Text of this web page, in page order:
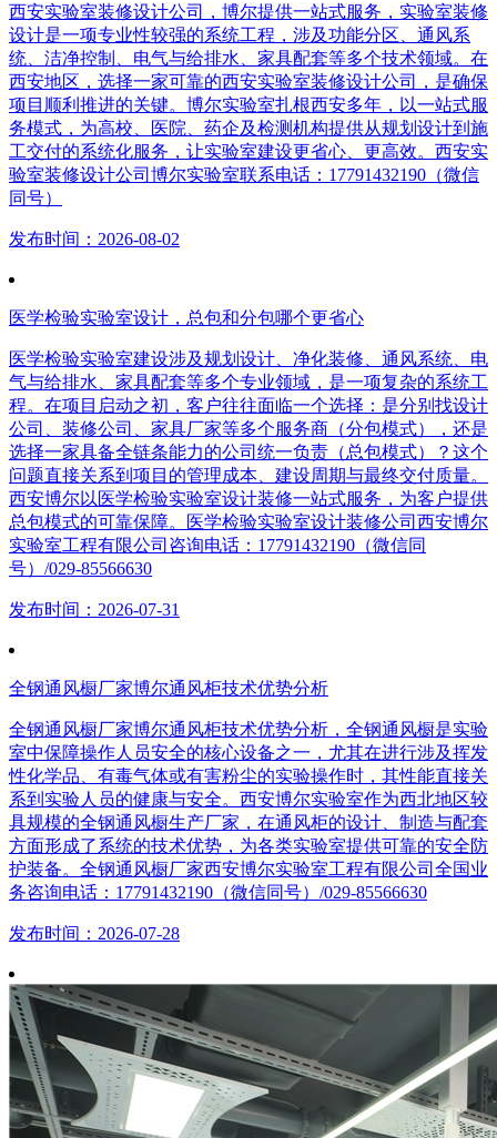
西安实验室装修设计公司，博尔提供一站式服务，实验室装修
设计是一项专业性较强的系统工程，涉及功能分区、通风系
统、洁净控制、电气与给排水、家具配套等多个技术领域。在
西安地区，选择一家可靠的西安实验室装修设计公司，是确保
项目顺利推进的关键。博尔实验室扎根西安多年，以一站式服
务模式，为高校、医院、药企及检测机构提供从规划设计到施
工交付的系统化服务，让实验室建设更省心、更高效。西安实
验室装修设计公司博尔实验室联系电话：17791432190（微信
同号）
发布时间：2026-08-02
医学检验实验室设计，总包和分包哪个更省心
医学检验实验室建设涉及规划设计、净化装修、通风系统、电
气与给排水、家具配套等多个专业领域，是一项复杂的系统工
程。在项目启动之初，客户往往面临一个选择：是分别找设计
公司、装修公司、家具厂家等多个服务商（分包模式），还是
选择一家具备全链条能力的公司统一负责（总包模式）？这个
问题直接关系到项目的管理成本、建设周期与最终交付质量。
西安博尔以医学检验实验室设计装修一站式服务，为客户提供
总包模式的可靠保障。医学检验实验室设计装修公司西安博尔
实验室工程有限公司咨询电话：17791432190（微信同
号）/029-85566630
发布时间：2026-07-31
全钢通风橱厂家博尔通风柜技术优势分析
全钢通风橱厂家博尔通风柜技术优势分析，全钢通风橱是实验
室中保障操作人员安全的核心设备之一，尤其在进行涉及挥发
性化学品、有毒气体或有害粉尘的实验操作时，其性能直接关
系到实验人员的健康与安全。西安博尔实验室作为西北地区较
具规模的全钢通风橱生产厂家，在通风柜的设计、制造与配套
方面形成了系统的技术优势，为各类实验室提供可靠的安全防
护装备。全钢通风橱厂家西安博尔实验室工程有限公司全国业
务咨询电话：17791432190（微信同号）/029-85566630
发布时间：2026-07-28